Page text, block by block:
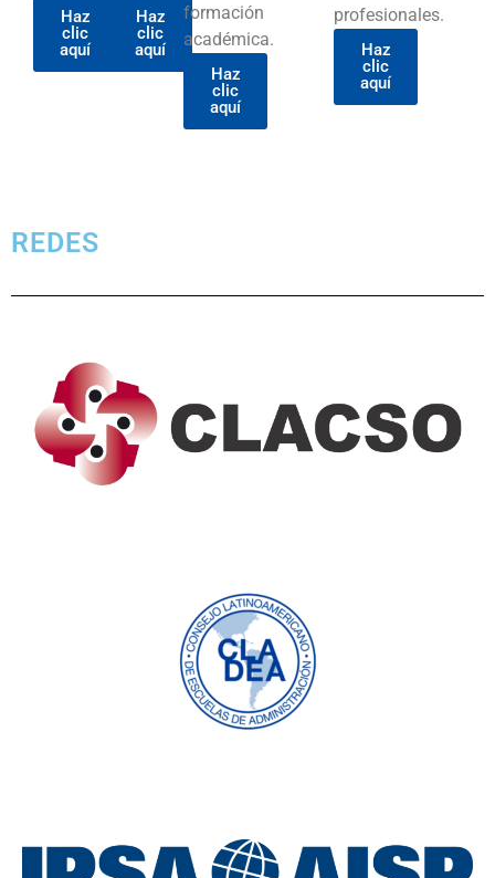
Haz
clic
aquí
Haz
clic
aquí
formación
académica.
Haz
clic
aquí
profesionales.
Haz
clic
aquí
REDES